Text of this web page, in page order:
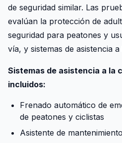
de seguridad similar. Las
evalúan la protección de
seguridad para peatones y
vía, y sistemas de asistencia
Sistemas de asistencia a la
incluidos:
Frenado automático de
de peatones y ciclistas
Asistente de